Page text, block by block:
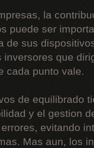
la
puede ser
de sus
que
cada punto vale.
de equilibrado
y el gestion
evitando
Mas aun, los